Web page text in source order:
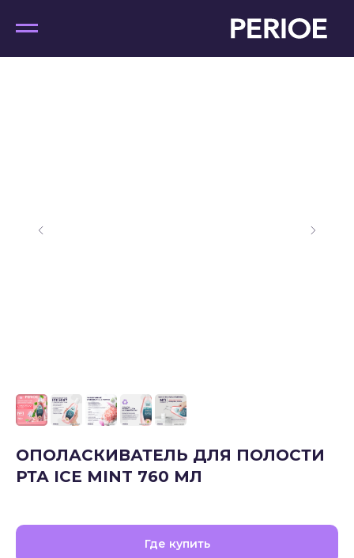
ОПОЛАСКИВАТЕЛЬ ДЛЯ ПОЛОСТИ
РТА ICE MINT 760 МЛ
Где купить